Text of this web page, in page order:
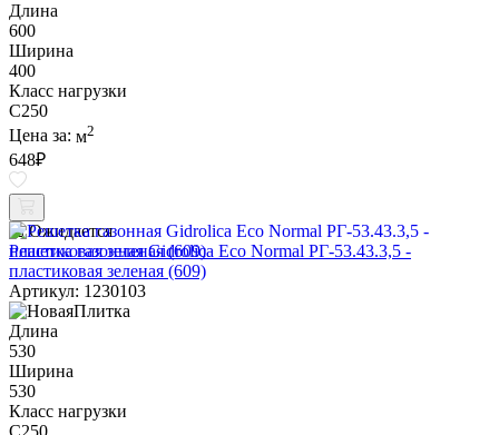
Длина
600
Ширина
400
Класс нагрузки
C250
Цена за: м2
648₽
Ожидается
Решетка газонная Gidrolica Eco Normal РГ-53.43.3,5 -
пластиковая зеленая (609)
Артикул: 1230103
Длина
530
Ширина
530
Класс нагрузки
C250